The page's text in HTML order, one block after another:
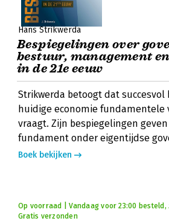
Hans Strikwerda
Bespiegelingen over
bestuur, management
in de 21e eeuw
Strikwerda betoogt dat
huidige economie fundamentele
vraagt. Zijn bespiegelingen
fundament onder eigentijdse
Boek bekijken
Op voorraad | Vandaag voor 23:00 besteld,
Gratis verzonden